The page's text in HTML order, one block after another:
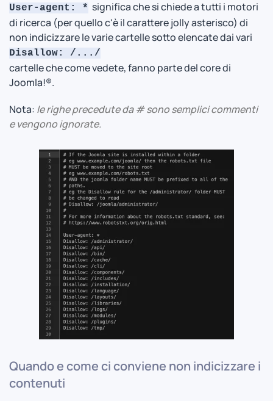
User-agent: * significa che si chiede a tutti i motori
di ricerca (per quello c'è il carattere jolly asterisco) di
non indicizzare le varie cartelle sotto elencate dai vari
Disallow: /.../
cartelle che come vedete, fanno parte del core di
Joomla!®.
Nota: le righe precedute da # sono semplici commenti
e vengono ignorate.
Quando e come ci conviene non indicizzare i
contenuti